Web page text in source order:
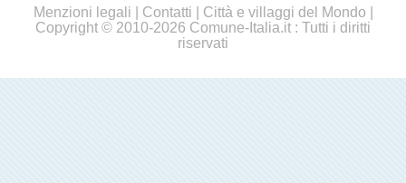
Menzioni legali
Contatti Città e villaggi del Mondo
Copyright © 2010-2026 Comune-Italia.it : Tutti i diritti
riservati